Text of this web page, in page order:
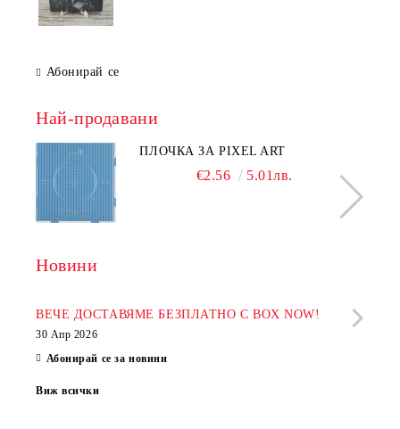
Абонирай се
Най-продавани
ПЛОЧКА ЗА PIXEL ART
€2.56 5.01лв.
Новини
ВЕЧЕ ДОСТАВЯМЕ БЕЗПЛАТНО С BOX NOW!
30 Апр 2026
Абонирай се за новини
Виж всички